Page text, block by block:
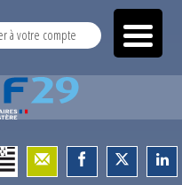
à votre compte